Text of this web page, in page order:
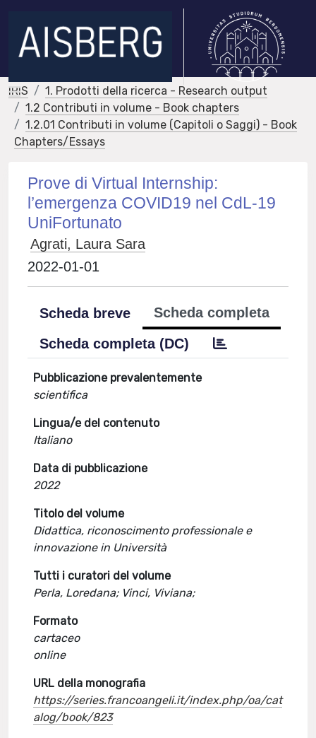
IRIS
1. Prodotti della ricerca - Research output
1.2 Contributi in volume - Book chapters
1.2.01 Contributi in volume (Capitoli o Saggi) - Book
Chapters/Essays
Prove di Virtual Internship:
l’emergenza COVID19 nel CdL-19
UniFortunato
Agrati, Laura Sara
2022-01-01
Scheda breve
Scheda completa
Scheda completa (DC)
Pubblicazione prevalentemente
scientifica
Lingua/e del contenuto
Italiano
Data di pubblicazione
2022
Titolo del volume
Didattica, riconoscimento professionale e
innovazione in Università
Tutti i curatori del volume
Perla, Loredana; Vinci, Viviana;
Formato
cartaceo
online
URL della monografia
https://series.francoangeli.it/index.php/oa/cat
alog/book/823